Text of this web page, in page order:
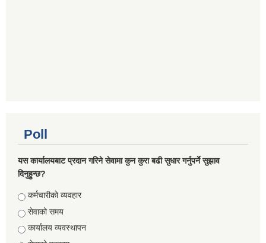
Poll
यस कार्यालयबाट प्रदान गरिने सेवामा कुन कुरा बढी सुधार गर्नुपर्ने सुझाव
दिनुहुन्छ?
Choices
कर्मचारीको व्यवहार
सेवाको समय
कार्यालय व्यवस्थापन